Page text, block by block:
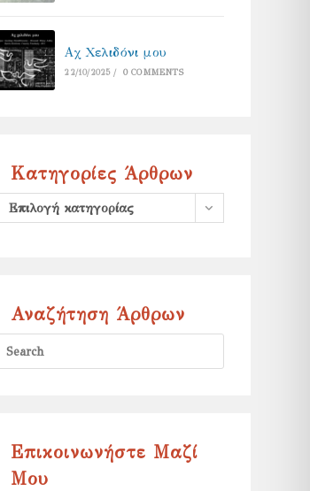
Αχ Χελιδόνι μου
22/10/2025 / 0 COMMENTS
Κατηγορίες Άρθρων
Κατηγορίες
Επιλογή κατηγορίας
Αναζήτηση Άρθρων
Escape
Επικοινωνήστε Μαζί
Μου